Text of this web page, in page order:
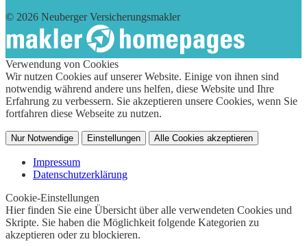
© 2026 Neuberger Versicherungsmakler
Verwendung von Cookies
Wir nutzen Cookies auf unserer Website. Einige von ihnen sind
notwendig während andere uns helfen, diese Website und Ihre
Erfahrung zu verbessern. Sie akzeptieren unsere Cookies, wenn Sie
fortfahren diese Webseite zu nutzen.
Nur Notwendige Einstellungen Alle Cookies akzeptieren
Impressum
Datenschutzerklärung
Cookie-Einstellungen
Hier finden Sie eine Übersicht über alle verwendeten Cookies und
Skripte. Sie haben die Möglichkeit folgende Kategorien zu
akzeptieren oder zu blockieren.